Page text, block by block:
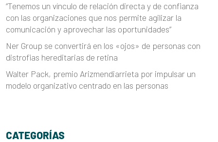
“Tenemos un vínculo de relación directa y de confianza
con las organizaciones que nos permite agilizar la
comunicación y aprovechar las oportunidades”
Ner Group se convertirá en los «ojos» de personas con
distrofias hereditarias de retina
Walter Pack, premio Arizmendiarrieta por impulsar un
modelo organizativo centrado en las personas
CATEGORÍAS